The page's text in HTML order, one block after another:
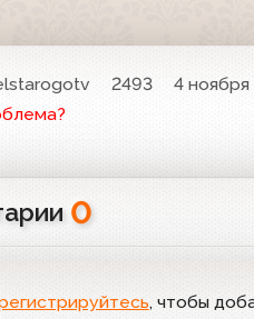
2493
4 ноября
0
, чтобы